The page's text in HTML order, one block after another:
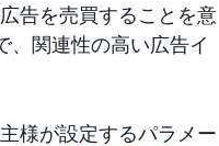
告を売買することを意
、関連性の高い広告イ
様が設定するパラメー